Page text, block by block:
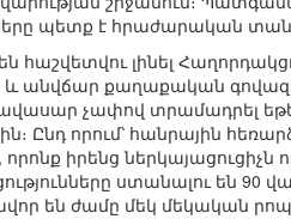
պետք է հրաժարական
լինել
և անվճար քաղաքական
չափով տրամադրել
Ընդ որում՝ հանրային
իրենց ներկայացուցիչն
ստանալու են 90
են ժամը մեկ մեկական